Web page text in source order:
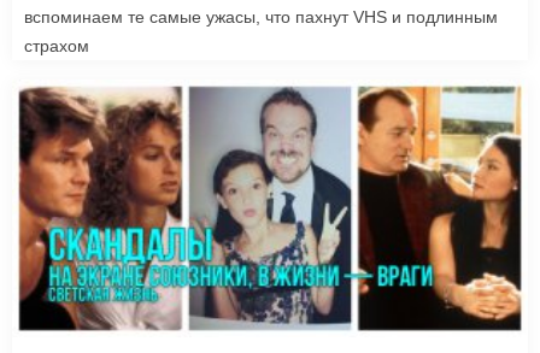
вспоминаем те самые ужасы, что пахнут VHS и подлинным
страхом